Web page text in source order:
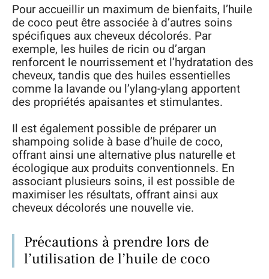
Pour accueillir un maximum de bienfaits, l’huile
de coco peut être associée à d’autres soins
spécifiques aux cheveux décolorés. Par
exemple, les huiles de ricin ou d’argan
renforcent le nourrissement et l’hydratation des
cheveux, tandis que des huiles essentielles
comme la lavande ou l’ylang-ylang apportent
des propriétés apaisantes et stimulantes.
Il est également possible de préparer un
shampoing solide à base d’huile de coco,
offrant ainsi une alternative plus naturelle et
écologique aux produits conventionnels. En
associant plusieurs soins, il est possible de
maximiser les résultats, offrant ainsi aux
cheveux décolorés une nouvelle vie.
Précautions à prendre lors de
l’utilisation de l’huile de coco